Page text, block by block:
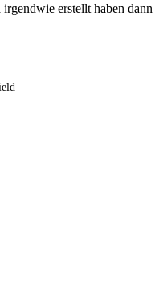
erstellt haben